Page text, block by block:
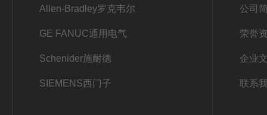
Allen-Bradley罗克韦尔
GE FANUC通用电气
Schenider施耐德
SIEMENS西门子
公司
荣誉
企业
联系